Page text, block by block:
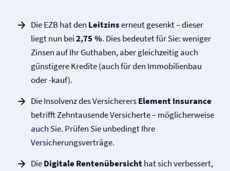
Die EZB hat den Leitzinserneut gesenkt – dieser
liegt nun bei2,75 %. Dies bedeutet für Sie: weniger
Zinsen auf Ihr Guthaben, aber gleichzeitig auch
günstigere Kredite (auch für den Immobilienbau
oder -kauf).
Die Insolvenz des VersicherersElement Insurance
betrifft Zehntausende Versicherte – möglicherweise
auch Sie. Prüfen Sie unbedingt Ihre
Versicherungsverträge.
DieDigitale Rentenübersichthat sich verbessert,